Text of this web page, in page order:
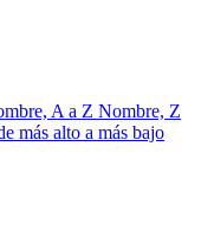
A a Z Nombre, Z
más alto a más bajo